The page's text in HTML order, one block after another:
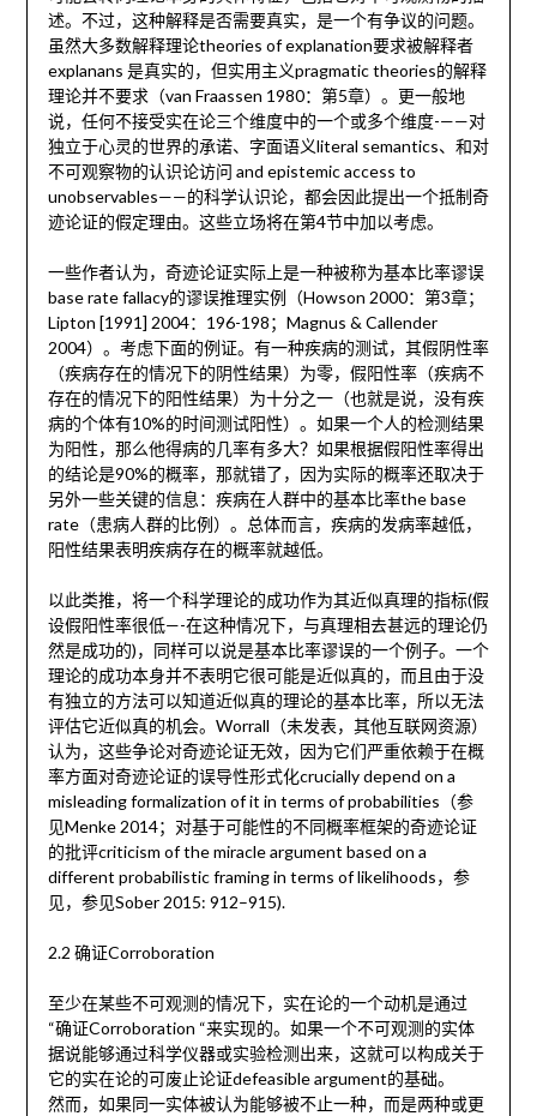
述。不过，这种解释是否需要真实，是一个有争议的问题。
虽然大多数解释理论theories of explanation要求被解释者
explanans 是真实的，但实用主义pragmatic theories的解释
理论并不要求（van Fraassen 1980：第5章）。更一般地
说，任何不接受实在论三个维度中的一个或多个维度-——对
独立于心灵的世界的承诺、字面语义literal semantics、和对
不可观察物的认识论访问 and epistemic access to
unobservables——的科学认识论，都会因此提出一个抵制奇
迹论证的假定理由。这些立场将在第4节中加以考虑。
一些作者认为，奇迹论证实际上是一种被称为基本比率谬误
base rate fallacy的谬误推理实例（Howson 2000：第3章；
Lipton [1991] 2004：196-198；Magnus & Callender
2004）。考虑下面的例证。有一种疾病的测试，其假阴性率
（疾病存在的情况下的阴性结果）为零，假阳性率（疾病不
存在的情况下的阳性结果）为十分之一（也就是说，没有疾
病的个体有10%的时间测试阳性）。如果一个人的检测结果
为阳性，那么他得病的几率有多大？如果根据假阳性率得出
的结论是90%的概率，那就错了，因为实际的概率还取决于
另外一些关键的信息：疾病在人群中的基本比率the base
rate（患病人群的比例）。总体而言，疾病的发病率越低，
阳性结果表明疾病存在的概率就越低。
以此类推，将一个科学理论的成功作为其近似真理的指标(假
设假阳性率很低—-在这种情况下，与真理相去甚远的理论仍
然是成功的)，同样可以说是基本比率谬误的一个例子。一个
理论的成功本身并不表明它很可能是近似真的，而且由于没
有独立的方法可以知道近似真的理论的基本比率，所以无法
评估它近似真的机会。Worrall（未发表，其他互联网资源）
认为，这些争论对奇迹论证无效，因为它们严重依赖于在概
率方面对奇迹论证的误导性形式化crucially depend on a
misleading formalization of it in terms of probabilities（参
见Menke 2014；对基于可能性的不同概率框架的奇迹论证
的批评criticism of the miracle argument based on a
different probabilistic framing in terms of likelihoods，参
见，参见Sober 2015: 912–915).
2.2 确证Corroboration
至少在某些不可观测的情况下，实在论的一个动机是通过
“确证Corroboration “来实现的。如果一个不可观测的实体
据说能够通过科学仪器或实验检测出来，这就可以构成关于
它的实在论的可废止论证defeasible argument的基础。
然而，如果同一实体被认为能够被不止一种，而是两种或更